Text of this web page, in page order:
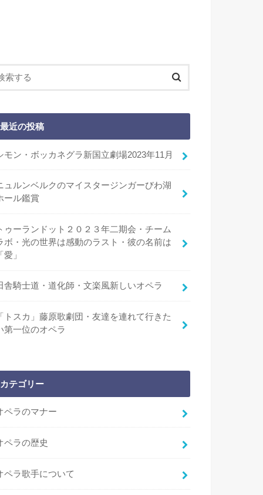
最近の投稿
モン・ボッカネグラ新国立劇場2023年11月
ュルンベルクのマイスタージンガーびわ湖
ール鑑賞
ゥーランドット２０２３年二期会・チーム
ボ・光の世界は感動のラスト・彼の名前は
「愛」
舎騎士道・道化師・文楽風新しいオペラ
「トスカ」藤原歌劇団・友達を連れて行きた
第一位のオペラ
カテゴリー
ペラのマナー
ペラの歴史
ペラ歌手について